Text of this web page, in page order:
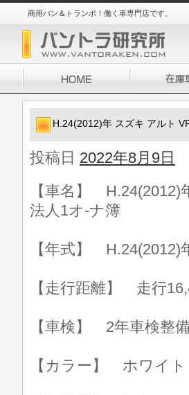
商用バン＆トランポ！働く車専門店です。
H.24(2012)年 スズキ アルト
投稿日 2022年8月9日
【車名】 H.24(2012)
法人1オ-ナ簿
【年式】 H.24(2012)
【走行距離】 走行
【車検】 2年車検整
【カラー】 ホワイト